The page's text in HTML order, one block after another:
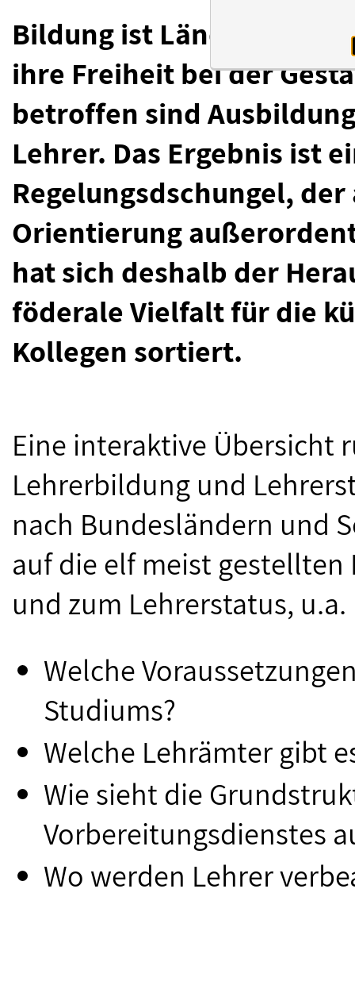
Bildung ist
ihre Freiheit bei der
betroffen sind
Lehrer. Das Ergebnis ist
Regelungsdschungel,
Orientierung
hat sich deshalb der
föderale Vielfalt für die
Kollegen sortiert.
Eine interaktive Übersicht
Lehrerbildung und
nach Bundesländern und
auf die elf meist
und zum Lehrerstatus, u.a.
Welche
Studiums?
Welche Lehrämter gibt
Wie sieht die
Vorbereitungsdienstes
Wo werden Lehrer